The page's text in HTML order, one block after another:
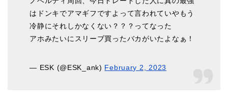
はドンキでアマギフですよって言われていやもう
冷静にそれしかなくない？？？ってなった
アホみたいにスリーブ買ったバカがいたよなぁ！
— ESK (@ESK_ank) February 2, 2023